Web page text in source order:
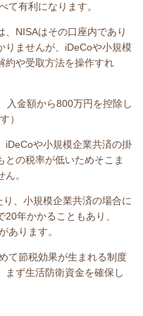
て有利になります。
NISAはその口座内であり
りませんが、iDeCoや小規模
約や受取方法を操作すれ
入金額から800万円を控除し
）
や小規模企業共済の掛
の税率が低いためそこま
。
、小規模企業共済の場合に
年かかることもあり、
あります。
て節税効果が生まれる制度
まず生活防衛資金を確保し